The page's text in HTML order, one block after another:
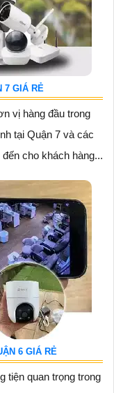
7 GIÁ RẺ
vị hàng đầu trong
tại Quận 7 và các
cho khách hàng...
6 GIÁ RẺ
tiện quan trọng trong